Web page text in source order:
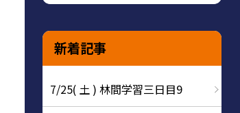
新着記事
7/25( 土 ) 林間学習三日目9